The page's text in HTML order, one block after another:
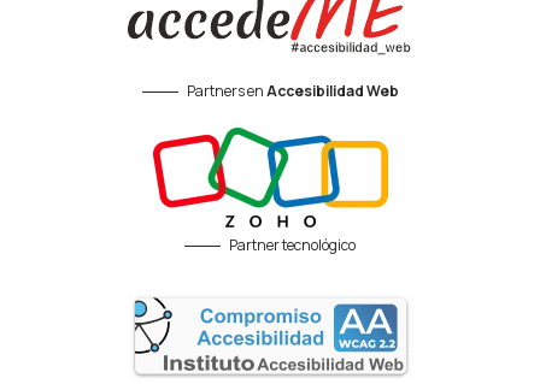
Partners enAccesibilidad Web
Partner tecnológico